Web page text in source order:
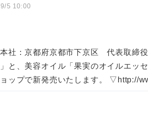
5 10:00
社：京都府京都市下京区 代表取締
と、美容オイル「果実のオイルエッ
ップで新発売いたします。 ▽http://